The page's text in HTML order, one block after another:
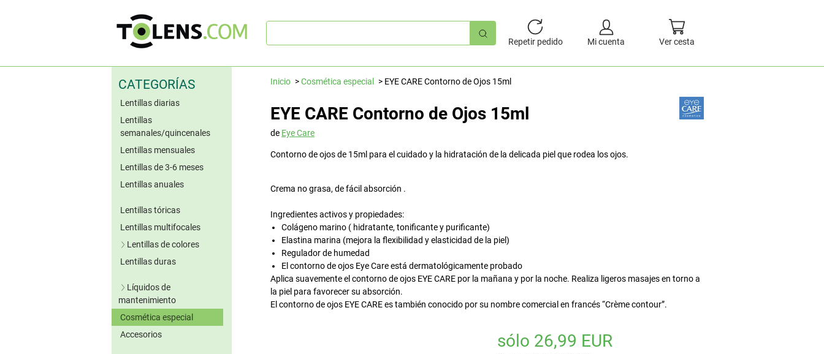
Búsqueda
Repetir pedido Mi cuenta Ver cesta
CATEGORÍAS
Lentillas diarias
Lentillas
semanales/quincenales
Lentillas mensuales
Lentillas de 3-6 meses
Lentillas anuales
Lentillas tóricas
Lentillas multifocales
Lentillas de colores
Lentillas azules
Lentillas grises
Lentillas marrones
Otros colores
Lentillas duras
Líquidos de
mantenimiento
Soluciones únicas
Sin conserv.
Sistemas de peróxido
Cosmética especial
Accesorios
Inicio Cosmética especial EYE CARE Contorno de Ojos 15ml
EYE CARE Contorno de Ojos 15ml
de Eye Care
Contorno de ojos de 15ml para el cuidado y la hidratación de la delicada piel que rodea los ojos.
Crema no grasa, de fácil absorción .
Ingredientes activos y propiedades:
Colágeno marino ( hidratante, tonificante y purificante)
Elastina marina (mejora la flexibilidad y elasticidad de la piel)
Regulador de humedad
El contorno de ojos Eye Care está dermatológicamente probado
Aplica suavemente el contorno de ojos EYE CARE por la mañana y por la noche. Realiza ligeros masajes en torno a
la piel para favorecer su absorción.
El contorno de ojos EYE CARE es también conocido por su nombre comercial en francés “Crème contour”.
sólo 26,99 EUR